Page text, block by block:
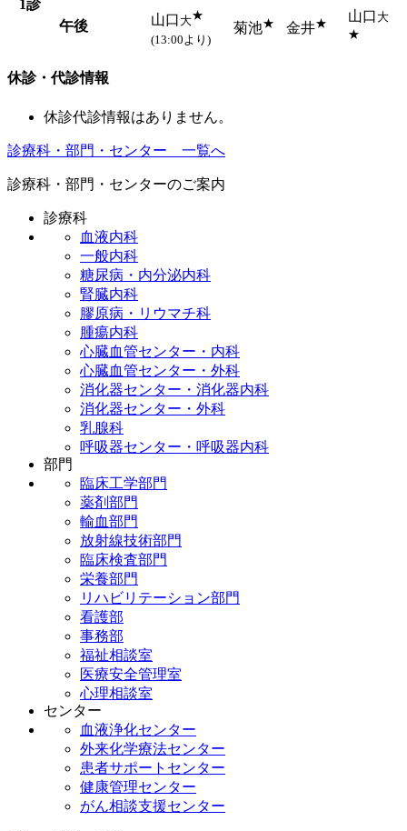
1診
午後
山口 大★
(13:00より)
菊池★ 金井★ 山口 大
★
休診・代診情報
休診代診情報はありません。
診療科・部門・センター 一覧へ
診療科・部門・センターのご案内
診療科
血液内科
一般内科
糖尿病・内分泌内科
腎臓内科
膠原病・リウマチ科
腫瘍内科
心臓血管センター・内科
心臓血管センター・外科
消化器センター・消化器内科
消化器センター・外科
乳腺科
呼吸器センター・呼吸器内科
脳卒中センター・脳神経内科
脳卒中センター・脳神経外科
脊椎脊髄外科
整形外科・人工関節センター
形成外科
泌尿器科
産婦人科
眼科
耳鼻咽喉科
皮膚科
小児科
緩和ケア科
精神科
リハビリテーションセンター
放射線診断科
放射線治療科
麻酔科
救急集中治療科
部門
臨床工学部門
薬剤部門
輸血部門
放射線技術部門
臨床検査部門
栄養部門
リハビリテーション部門
看護部
事務部
福祉相談室
医療安全管理室
心理相談室
センター
血液浄化センター
外来化学療法センター
患者サポートセンター
健康管理センター
がん相談支援センター